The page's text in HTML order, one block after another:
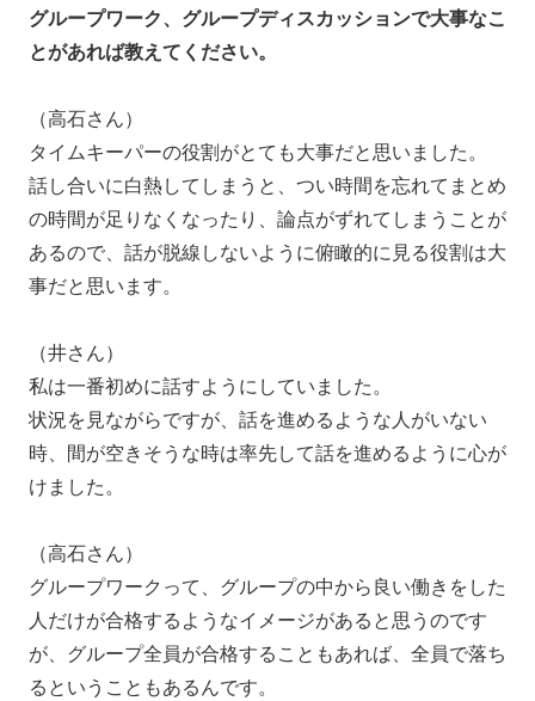
グループワーク、グループディスカッションで大事なこ
とがあれば教えてください。
（高石さん）
タイムキーパーの役割がとても大事だと思いました。
話し合いに白熱してしまうと、つい時間を忘れてまとめ
の時間が足りなくなったり、論点がずれてしまうことが
あるので、話が脱線しないように俯瞰的に見る役割は大
事だと思います。
（井さん）
私は一番初めに話すようにしていました。
状況を見ながらですが、話を進めるような人がいない
時、間が空きそうな時は率先して話を進めるように心が
けました。
（高石さん）
グループワークって、グループの中から良い働きをした
人だけが合格するようなイメージがあると思うのです
が、グループ全員が合格することもあれば、全員で落ち
るということもあるんです。